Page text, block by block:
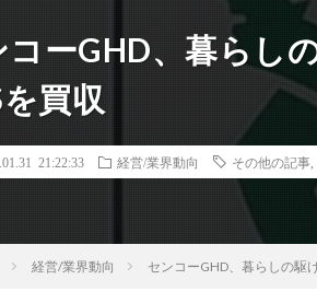
コーGHD、暮らし
買収
21:22:33 経営/業界動向 その他の記事
経営/業界動向 センコーGHD、暮らしの駆